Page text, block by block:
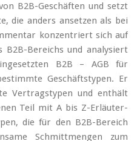
B2B-Geschäften und setzt
die anders ansetzen als bei
konzentriert sich auf
B2B-Bereichs und analysiert
B2B – AGB für
Geschäftstypen. Er
Vertragstypen und enthält
Teil mit A bis Z-Erläuter­
die für den B2B-Bereich
Schmittmengen zum